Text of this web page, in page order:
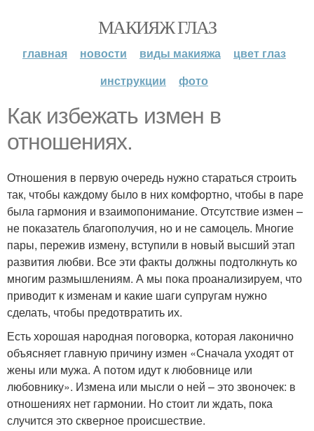
МАКИЯЖ ГЛАЗ
главная новости виды макияжа
цвет глаз
инструкции
фото
Как избежать измен в
отношениях.
Отношения в первую очередь нужно стараться строить
так, чтобы каждому было в них комфортно, чтобы в паре
была гармония и взаимопонимание. Отсутствие измен –
не показатель благополучия, но и не самоцель. Многие
пары, пережив измену, вступили в новый высший этап
развития любви. Все эти факты должны подтолкнуть ко
многим размышлениям. А мы пока проанализируем, что
приводит к изменам и какие шаги супругам нужно
сделать, чтобы предотвратить их.
Есть хорошая народная поговорка, которая лаконично
объясняет главную причину измен «Сначала уходят от
жены или мужа. А потом идут к любовнице или
любовнику». Измена или мысли о ней – это звоночек: в
отношениях нет гармонии. Но стоит ли ждать, пока
случится это скверное происшествие.